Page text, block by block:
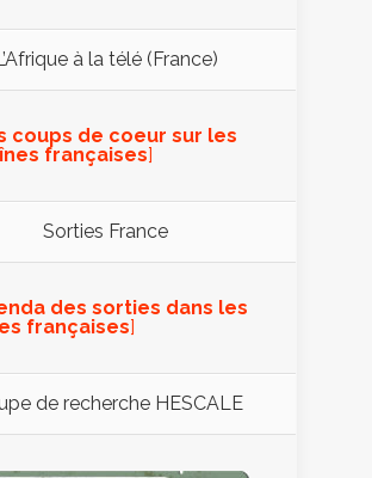
à la télé (France)
coups de coeur sur les
françaises]
Sorties France
des sorties dans les
françaises]
de recherche HESCALE